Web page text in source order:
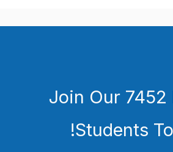
Join Our 7452
Students​